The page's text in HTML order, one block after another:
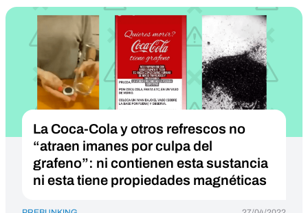
La Coca-Cola y otros refrescos no
“atraen imanes por culpa del
grafeno”: ni contienen esta sustancia
ni esta tiene propiedades magnéticas